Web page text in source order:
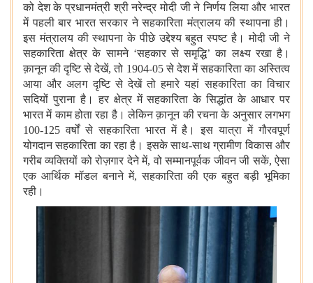
को देश के प्रधानमंत्री श्री नरेन्द्र मोदी जी ने निर्णय लिया और भारत
में पहली बार भारत सरकार ने सहकारिता मंत्रालय की स्थापना ही।
इस मंत्रालय की स्थापना के पीछे उद्देश्य बहुत स्पष्ट है। मोदी जी ने
सहकारिता क्षेत्र के सामने ‘सहकार से समृद्धि’ का लक्ष्य रखा है।
क़ानून की दृष्टि से देखें, तो 1904-05 से देश में सहकारिता का अस्तित्व
आया और अलग दृष्टि से देखें तो हमारे यहां सहकारिता का विचार
सदियों पुराना है। हर क्षेत्र में सहकारिता के सिद्धांत के आधार पर
भारत में काम होता रहा है। लेकिन क़ानून की रचना के अनुसार लगभग
100-125 वर्षों से सहकारिता भारत में है। इस यात्रा में गौरवपूर्ण
योगदान सहकारिता का रहा है। इसके साथ-साथ ग्रामीण विकास और
गरीब व्यक्तियों को रोज़गार देने में, वो सम्मानपूर्वक जीवन जी सकें, ऐसा
एक आर्थिक मॉडल बनाने में, सहकारिता की एक बहुत बड़ी भूमिका
रही।